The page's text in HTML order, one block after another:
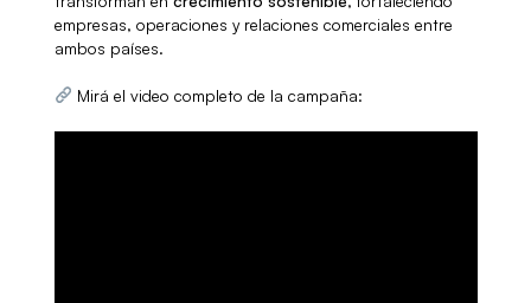
empresas, operaciones y relaciones comerciales entre
ambos países.
Mirá el video completo de la campaña: